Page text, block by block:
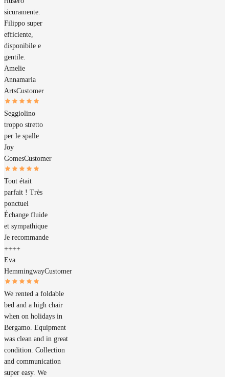
sicuramente.
Filippo super
efficiente,
disponibile e
gentile.
Amelie
Annamaria
ArtsCustomer
Seggiolino
troppo stretto
per le spalle
Joy
GomesCustomer
Tout était
parfait ! Très
ponctuel
Échange fluide
et sympathique
Je recommande
++++
Eva
HemmingwayCustomer
We rented a foldable
bed and a high chair
when on holidays in
Bergamo. Equipment
was clean and in great
condition. Collection
and communication
super easy. We